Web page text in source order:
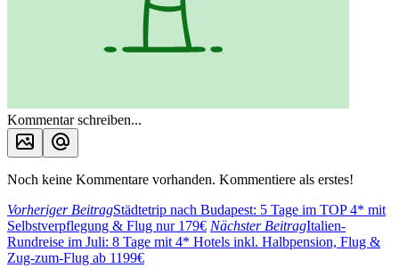
Kommentar schreiben...
Noch keine Kommentare vorhanden. Kommentiere als erstes!
Vorheriger BeitragStädtetrip nach Budapest: 5 Tage im TOP 4* mit
Selbstverpflegung & Flug nur 179€ Nächster BeitragItalien-
Rundreise im Juli: 8 Tage mit 4* Hotels inkl. Halbpension, Flug &
Zug-zum-Flug ab 1199€